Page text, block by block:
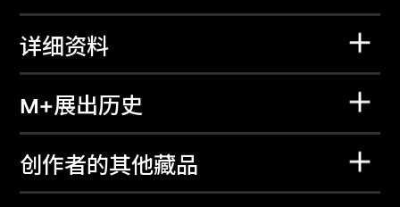
详细资料
M+展出历史
创作者的其他藏品